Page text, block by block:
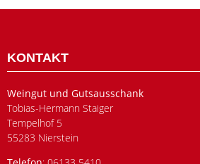
KONTAKT
Weingut und Gutsausschank
Tobias-Hermann Staiger
Tempelhof 5
55283 Nierstein